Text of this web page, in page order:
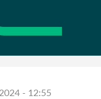
- 12:55